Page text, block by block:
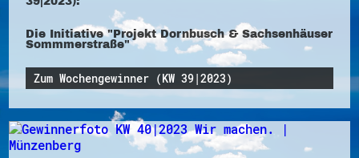
Die Initiative "Projekt Dornbusch & Sachsenhäuser
Sommmerstraße"
Zum Wochengewinner (KW 39|2023)